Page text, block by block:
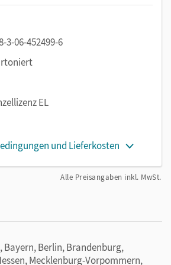
3-06-452499-6
EL
und Lieferkosten
Alle Preisangaben inkl. MwSt.
Berlin, Brandenburg,
Mecklenburg-Vorpommern,